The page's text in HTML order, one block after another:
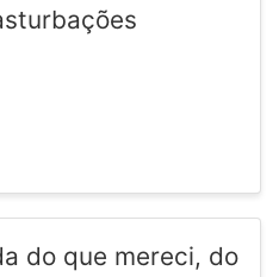
do que mereci, do